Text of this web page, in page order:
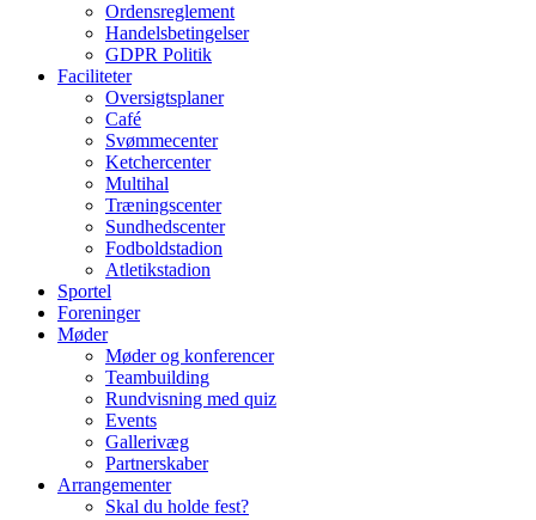
Ordensreglement
Handelsbetingelser
GDPR Politik
Faciliteter
Oversigtsplaner
Café
Svømmecenter
Ketchercenter
Multihal
Træningscenter
Sundhedscenter
Fodboldstadion
Atletikstadion
Sportel
Foreninger
Møder
Møder og konferencer
Teambuilding
Rundvisning med quiz
Events
Gallerivæg
Partnerskaber
Arrangementer
Skal du holde fest?